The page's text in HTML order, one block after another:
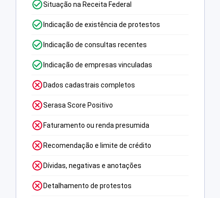
Situação na Receita Federal
Indicação de existência de protestos
Indicação de consultas recentes
Indicação de empresas vinculadas
Dados cadastrais completos
Serasa Score Positivo
Faturamento ou renda presumida
Recomendação e limite de crédito
Dívidas, negativas e anotações
Detalhamento de protestos